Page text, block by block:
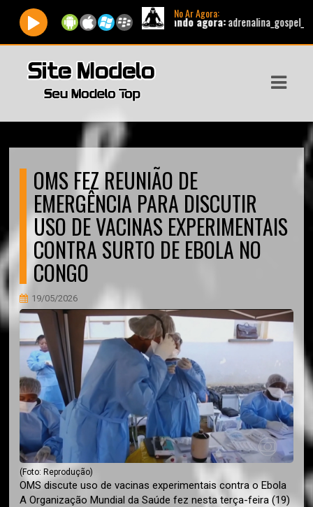
No Ar Agora:
Tocando agora:
OMS FEZ REUNIÃO DE
EMERGÊNCIA PARA DISCUTIR
USO DE VACINAS EXPERIMENTAIS
CONTRA SURTO DE EBOLA NO
CONGO
19/05/2026
(Foto: Reprodução)
OMS discute uso de vacinas experimentais contra o Ebola
A Organização Mundial da Saúde fez nesta terça-feira (19)